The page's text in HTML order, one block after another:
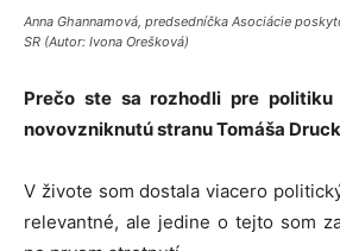
Anna Ghannamová, predsedníčka Asociácie
SR (Autor: Ivona Orešková)
Prečo ste sa rozhodli pre
novovzniknutú stranu Tomáša
V živote som dostala viacero
relevantné, ale jedine o tejto som